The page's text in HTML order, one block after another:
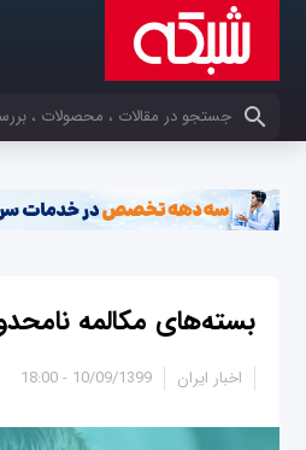
کلمات کلیدی خود را وارد کنید
بسته‌های مکالمه
10/09/1399 - 18:00 اخبار ایران